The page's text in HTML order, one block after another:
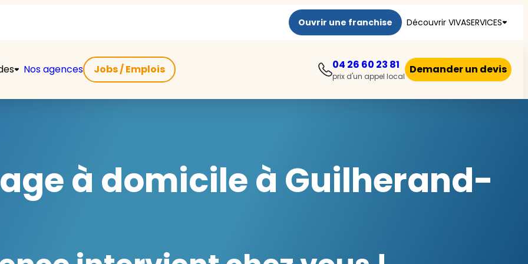
Ouvrir une franchise Découvrir VIVASERVICES
Nos agences Jobs / Emplois 04 26 60 23 81
prix d'un appel local
Demander un devis
à domicile à Guilherand-